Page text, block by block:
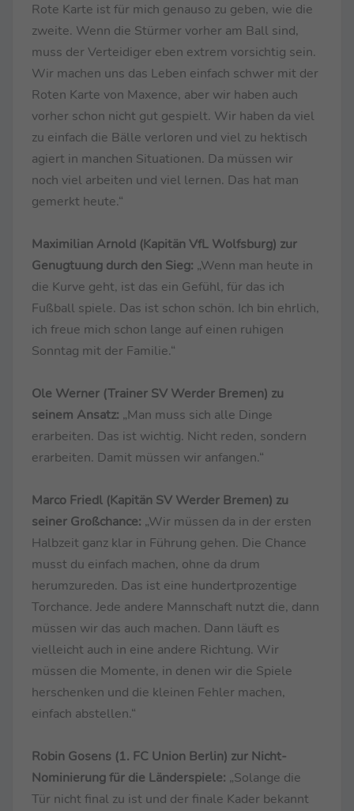
Rote Karte ist für mich genauso zu geben, wie die
zweite. Wenn die Stürmer vorher am Ball sind,
muss der Verteidiger eben extrem vorsichtig sein.
Wir machen uns das Leben einfach schwer mit der
Roten Karte von Maxence, aber wir haben auch
vorher schon nicht gut gespielt. Wir haben da viel
zu einfach die Bälle verloren und viel zu hektisch
agiert in manchen Situationen. Da müssen wir
noch viel arbeiten und viel lernen. Das hat man
gemerkt heute.“
Maximilian Arnold (Kapitän VfL Wolfsburg) zur
Genugtuung durch den Sieg: „Wenn man heute in
die Kurve geht, ist das ein Gefühl, für das ich
Fußball spiele. Das ist schon schön. Ich bin ehrlich,
ich freue mich schon lange auf einen ruhigen
Sonntag mit der Familie.“
Ole Werner (Trainer SV Werder Bremen) zu
seinem Ansatz: „Man muss sich alle Dinge
erarbeiten. Das ist wichtig. Nicht reden, sondern
erarbeiten. Damit müssen wir anfangen.“
Marco Friedl (Kapitän SV Werder Bremen) zu
seiner Großchance: „Wir müssen da in der ersten
Halbzeit ganz klar in Führung gehen. Die Chance
musst du einfach machen, ohne da drum
herumzureden. Das ist eine hundertprozentige
Torchance. Jede andere Mannschaft nutzt die, dann
müssen wir das auch machen. Dann läuft es
vielleicht auch in eine andere Richtung. Wir
müssen die Momente, in denen wir die Spiele
herschenken und die kleinen Fehler machen,
einfach abstellen.“
Robin Gosens (1. FC Union Berlin) zur Nicht-
Nominierung für die Länderspiele: „Solange die
Tür nicht final zu ist und der finale Kader bekannt